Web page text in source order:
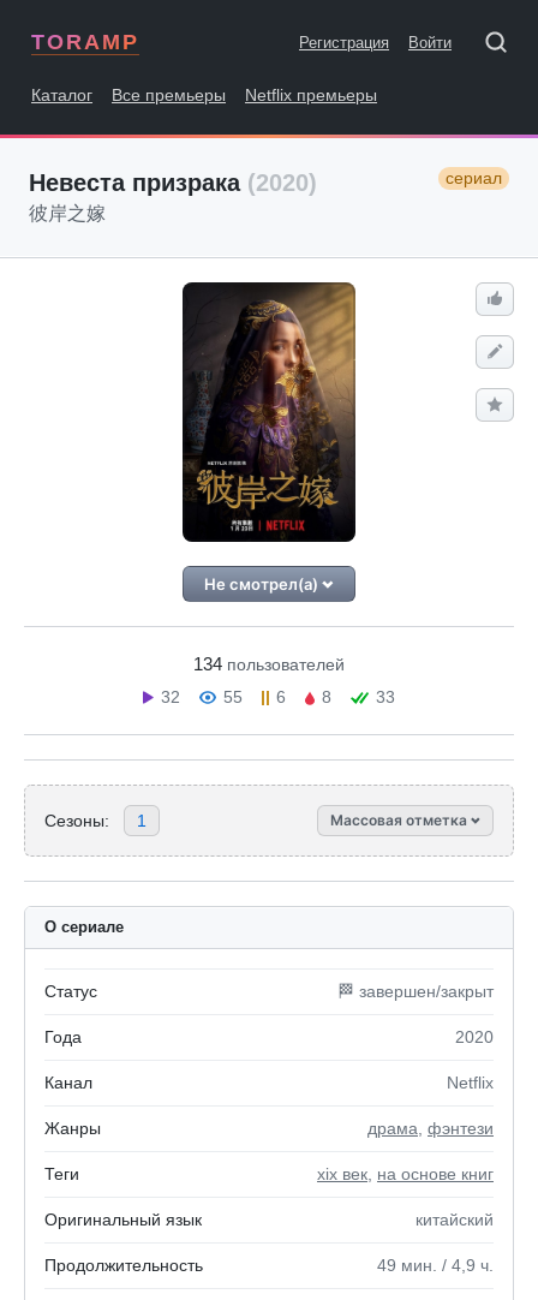
TORAMP Регистрация Войти
Каталог Все премьеры Netflix премьеры
Невеста призрака (2020) сериал
彼岸之嫁
Не смотрел(а)
134 пользователей
32
55 6 8 33
Сезоны: 1 Массовая отметка
О сериале
Статус 🏁 завершен/закрыт
Года 2020
Канал Netflix
Жанры драма фэнтези
Теги xix век на основе книг
Оригинальный язык китайский
Продолжительность 49 мин. / 4,9 ч.